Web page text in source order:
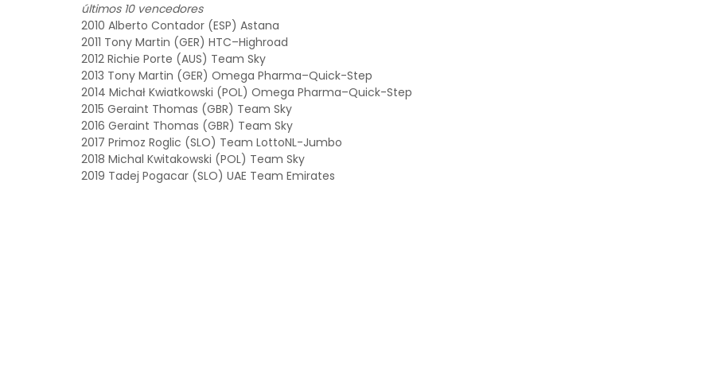
últimos 10 vencedores
2010 Alberto Contador (ESP) Astana
2011 Tony Martin (GER) HTC–Highroad
2012 Richie Porte (AUS) Team Sky
2013 Tony Martin (GER) Omega Pharma–Quick-Step
2014 Michał Kwiatkowski (POL) Omega Pharma–Quick-Step
2015 Geraint Thomas (GBR) Team Sky
2016 Geraint Thomas (GBR) Team Sky
2017 Primoz Roglic (SLO) Team LottoNL-Jumbo
2018 Michal Kwitakowski (POL) Team Sky
2019 Tadej Pogacar (SLO) UAE Team Emirates